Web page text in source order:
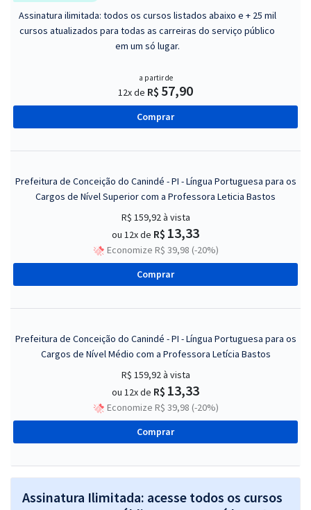
Assinatura ilimitada: todos os cursos listados abaixo e + 25 mil
cursos atualizados para todas as carreiras do serviço público
em um só lugar.
a partir de
12x de R$ 57,90
Comprar
Prefeitura de Conceição do Canindé - PI - Língua Portuguesa para os
Cargos de Nível Superior com a Professora Leticia Bastos
R$ 159,92à vista
ou 12x de R$ 13,33
Economize R$ 39,98 (-20%)
Comprar
Prefeitura de Conceição do Canindé - PI - Língua Portuguesa para os
Cargos de Nível Médio com a Professora Letícia Bastos
R$ 159,92à vista
ou 12x de R$ 13,33
Economize R$ 39,98 (-20%)
Comprar
Assinatura Ilimitada: acesse todos os cursos